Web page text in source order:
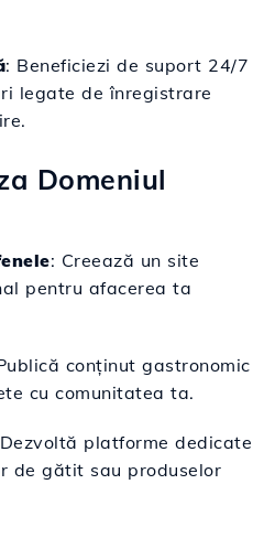
: Beneficiezi de suport 24/7
legate de înregistrare
Domeniul
: Creează un site
pentru afacerea ta
conținut gastronomic
cu comunitatea ta.
platforme dedicate
de gătit sau produselor